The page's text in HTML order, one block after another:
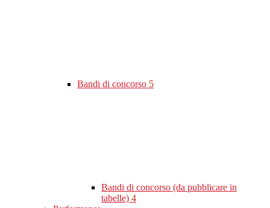
Bandi di concorso 5
Bandi di concorso (da pubblicare in
tabelle) 4